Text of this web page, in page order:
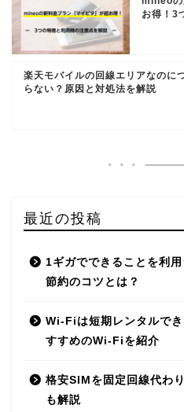
お得！3
楽天モバイルの回線エリアなのに
らない？原因と対処法を解説
最近の投稿
1ギガでできることを利
節約のコツとは？
Wi-Fiは短期レンタルで
すすめのWi-Fiを紹介
格安SIMを固定回線代わ
も解説